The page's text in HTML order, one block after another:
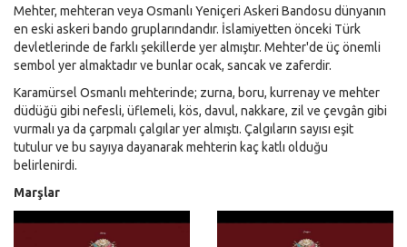
Mehter, mehteran veya Osmanlı Yeniçeri Askeri Bandosu dünyanın
en eski askeri bando gruplarındandır. İslamiyetten önceki Türk
devletlerinde de farklı şekillerde yer almıştır. Mehter'de üç önemli
sembol yer almaktadır ve bunlar ocak, sancak ve zaferdir.
Karamürsel Osmanlı mehterinde; zurna, boru, kurrenay ve mehter
düdüğü gibi nefesli, üflemeli, kös, davul, nakkare, zil ve çevgân gibi
vurmalı ya da çarpmalı çalgılar yer almıştı. Çalgıların sayısı eşit
tutulur ve bu sayıya dayanarak mehterin kaç katlı olduğu
belirlenirdi.
Marşlar